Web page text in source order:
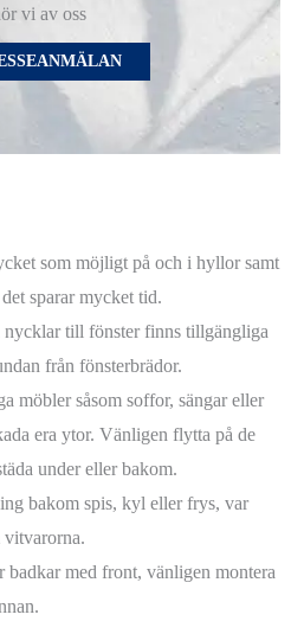
vi av oss
som möjligt på och i hyllor samt
sparar mycket tid.
nycklar till fönster finns tillgängliga
från fönsterbrädor.
möbler såsom soffor, sängar eller
era ytor. Vänligen flytta på de
under eller bakom.
bakom spis, kyl eller frys, var
badkar med front, vänligen montera